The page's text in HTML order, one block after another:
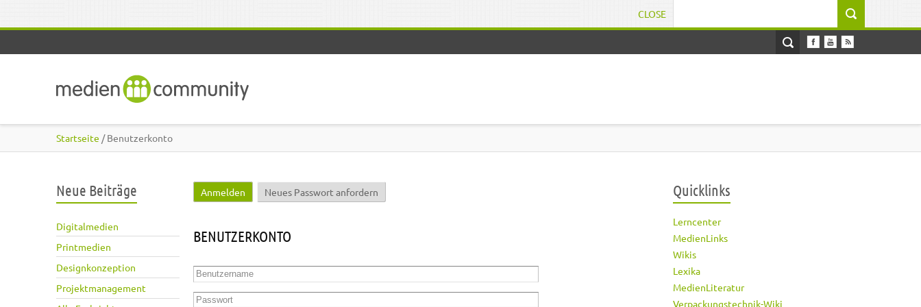
CLOSE
Startseite / Benutzerkonto
Neue Beiträge
Digitalmedien
Printmedien
Designkonzeption
Projektmanagement
Haupt-Reiter
Anmelden (aktiver Reiter)
Neues Passwort anfordern
BENUTZERKONTO
Benutzername
Passwort
Quicklinks
Lerncenter
MedienLinks
Wikis
Lexika
MedienLiteratur
Verpackungstechnik-Wiki